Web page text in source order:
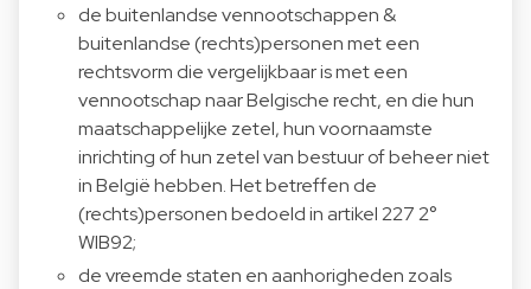
de buitenlandse vennootschappen &
buitenlandse (rechts)personen met een
rechtsvorm die vergelijkbaar is met een
vennootschap naar Belgische recht, en die hun
maatschappelijke zetel, hun voornaamste
inrichting of hun zetel van bestuur of beheer niet
in België hebben. Het betreffen de
(rechts)personen bedoeld in artikel 227 2°
WIB92;
de vreemde staten en aanhorigheden zoals